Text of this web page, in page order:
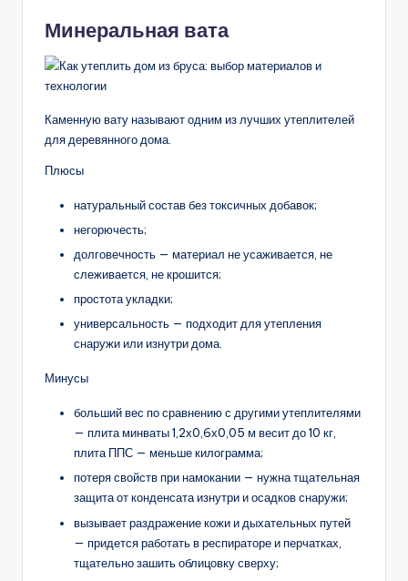
Минеральная вата
Каменную вату называют одним из лучших утеплителей
для деревянного дома.
Плюсы
натуральный состав без токсичных добавок;
негорючесть;
долговечность — материал не усаживается, не
слеживается, не крошится;
простота укладки;
универсальность — подходит для утепления
снаружи или изнутри дома.
Минусы
больший вес по сравнению с другими утеплителями
— плита минваты 1,2х0,6х0,05 м весит до 10 кг,
плита ППС — меньше килограмма;
потеря свойств при намокании — нужна тщательная
защита от конденсата изнутри и осадков снаружи;
вызывает раздражение кожи и дыхательных путей
— придется работать в респираторе и перчатках,
тщательно зашить облицовку сверху;